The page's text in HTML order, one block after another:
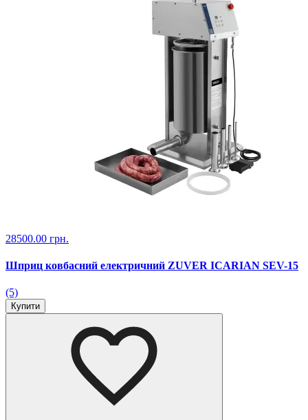
28500.00 грн.
Шприц ковбасний електричний ZUVER ICARIAN SEV-15
(5)
Купити